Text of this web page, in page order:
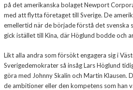
på det amerikanska bolaget Newport
med att flytta företaget till Sverige. De
emellertid när de började förstå det svenska
gick istället till Kina, där Höglund bodde och
Likt alla andra som försökt engagera sig i
Sverigedemokrater så insåg Lars Höglund
göra med Johnny Skalin och Martin Klausen.
de ambitioner eller den kompetens som han